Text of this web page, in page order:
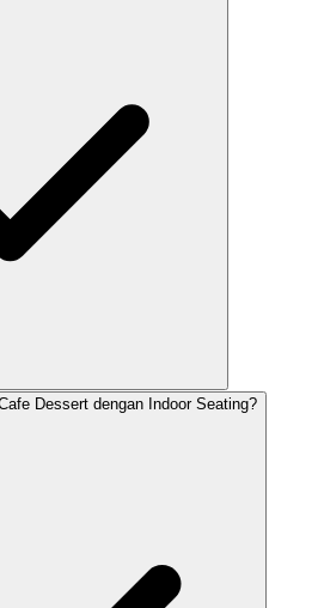
Dessert dengan Indoor Seating?